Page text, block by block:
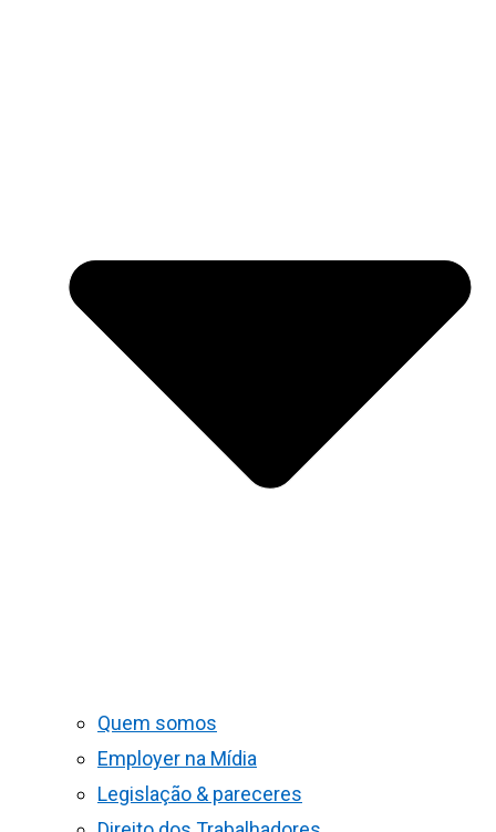
Quem somos
Employer na Mídia
Legislação & pareceres